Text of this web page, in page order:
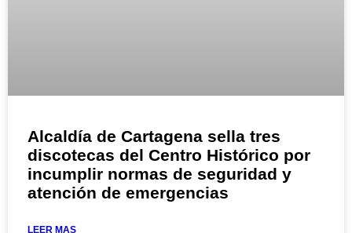
Alcaldía de Cartagena sella tres
discotecas del Centro Histórico por
incumplir normas de seguridad y
atención de emergencias
LEER MAS